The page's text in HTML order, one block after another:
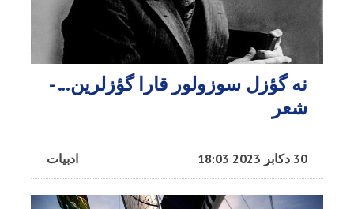
نه گؤزل سوزولور قارا گؤزلرین... -
شعر
ادبیات 30 دکابر 2023 18:03